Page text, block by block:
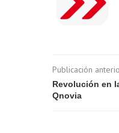
Publicación
Revolución en
Qnovia